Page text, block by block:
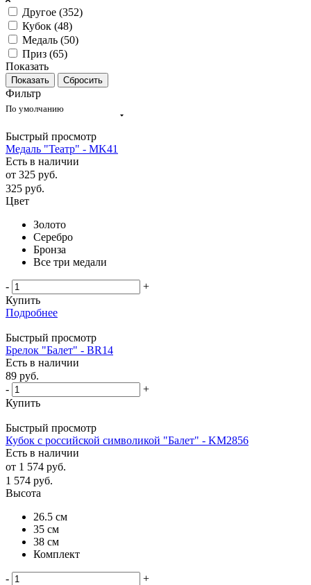
Другое (352)
Кубок (48)
Медаль (50)
Приз (65)
Показать
Сбросить
Фильтр
По умолчанию
Быстрый просмотр
Медаль "Театр" - MK41
Есть в наличии
от 325 руб.
325 руб.
Цвет
Золото
Серебро
Бронза
Все три медали
-
+
Купить
Подробнее
Быстрый просмотр
Брелок "Балет" - BR14
Есть в наличии
89 руб.
-
+
Купить
Быстрый просмотр
Кубок с российской символикой "Балет" - KM2856
Есть в наличии
от 1 574 руб.
1 574 руб.
Высота
26.5 см
35 см
38 см
Комплект
-
+